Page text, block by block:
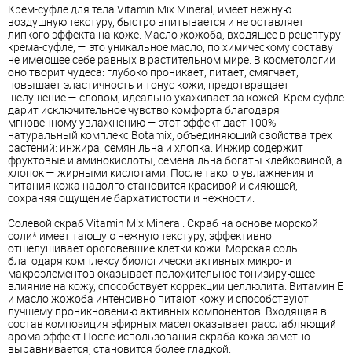
Крем-суфле для тела Vitamin Mix Mineral, имеет нежную
воздушную текстуру, быстро впитывается и не оставляет
липкого эффекта на коже. Масло жожоба, входящее в рецептуру
крема-суфле, — это уникальное масло, по химическому составу
не имеющее себе равных в растительном мире. В косметологии
оно творит чудеса: глубоко проникает, питает, смягчает,
повышает эластичность и тонус кожи, предотвращает
шелушение — словом, идеально ухаживает за кожей. Крем-суфле
дарит исключительное чувство комфорта благодаря
мгновенному увлажнению — этот эффект дает 100%
натуральный комплекс Botamix, объединяющий свойства трех
растений: инжира, семян льна и хлопка. Инжир содержит
фруктовые и аминокислоты, семена льна богаты клейковиной, а
хлопок — жирными кислотами. После такого увлажнения и
питания кожа надолго становится красивой и сияющей,
сохраняя ощущение бархатистости и нежности.
Солевой скраб Vitamin Mix Mineral. Скраб на основе морской
соли* имеет тающую нежную текстуру, эффективно
отшелушивает ороговевшие клетки кожи. Морская соль
благодаря комплексу биологически активных микро- и
макроэлементов оказывает положительное тонизирующее
влияние на кожу, способствует коррекции целлюлита. Витамин Е
и масло жожоба интенсивно питают кожу и способствуют
лучшему проникновению активных компонентов. Входящая в
состав композиция эфирных масел оказывает расслабляющий
арома эффект.После использования скраба кожа заметно
выравнивается, становится более гладкой.